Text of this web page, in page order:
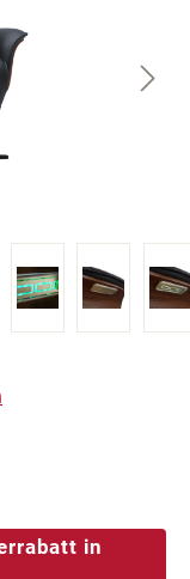
5 Sternen
in